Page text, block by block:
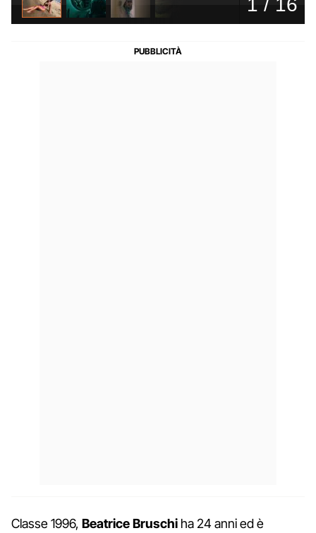
Classe 1996, Beatrice Bruschi ha 24 anni ed è